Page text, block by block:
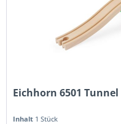
Eichhorn 6501
Inhalt 1 Stück